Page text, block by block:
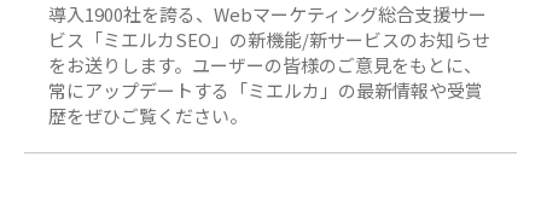
導入1900社を誇る、Webマーケティング総合支援サー
ビス「ミエルカSEO」の新機能/新サービスのお知らせ
をお送りします。ユーザーの皆様のご意見をもとに、
常にアップデートする「ミエルカ」の最新情報や受賞
歴をぜひご覧ください。